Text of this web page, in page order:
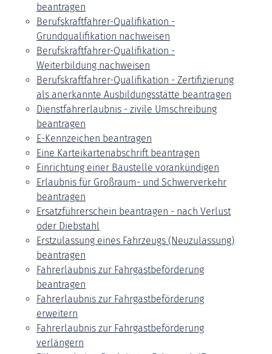
beantragen
Berufskraftfahrer-Qualifikation -
Grundqualifikation nachweisen
Berufskraftfahrer-Qualifikation -
Weiterbildung nachweisen
Berufskraftfahrer-Qualifikation - Zertifizierung
als anerkannte Ausbildungsstätte beantragen
Dienstfahrerlaubnis - zivile Umschreibung
beantragen
E-Kennzeichen beantragen
Eine Karteikartenabschrift beantragen
Einrichtung einer Baustelle vorankündigen
Erlaubnis für Großraum- und Schwerverkehr
beantragen
Ersatzführerschein beantragen - nach Verlust
oder Diebstahl
Erstzulassung eines Fahrzeugs (Neuzulassung)
beantragen
Fahrerlaubnis zur Fahrgastbeförderung
beantragen
Fahrerlaubnis zur Fahrgastbeförderung
erweitern
Fahrerlaubnis zur Fahrgastbeförderung
verlängern